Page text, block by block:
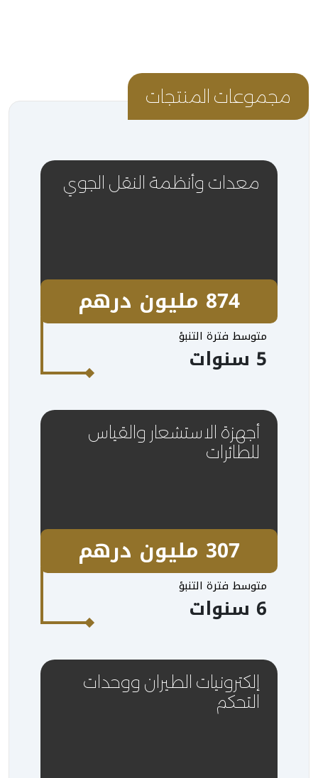
مجموعات المنتجات
معدات وأنظمة النقل الجوي
874 مليون درهم
متوسط فترة التنبؤ
5 سنوات
أجهزة الاستشعار والقياس
للطائرات
307 مليون درهم
متوسط فترة التنبؤ
6 سنوات
إلكترونيات الطيران ووحدات
التحكم